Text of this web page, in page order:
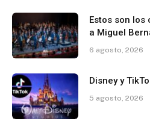
Estos son los
a Miguel
6 agosto, 2026
Disney y
5 agosto, 2026